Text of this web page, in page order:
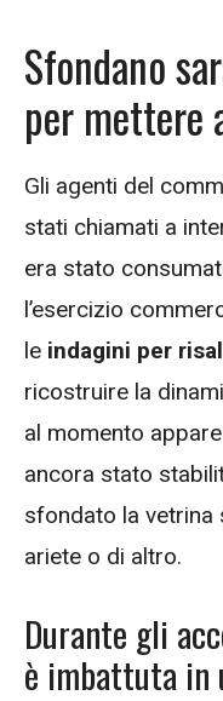
Sfondano
per mettere
Gli agenti del
stati chiamati a
era stato
l’esercizio
le indagini per
ricostruire la
al momento
ancora stato
sfondato la vetrina
ariete o di altro.
Durante gli
è imbattuta in